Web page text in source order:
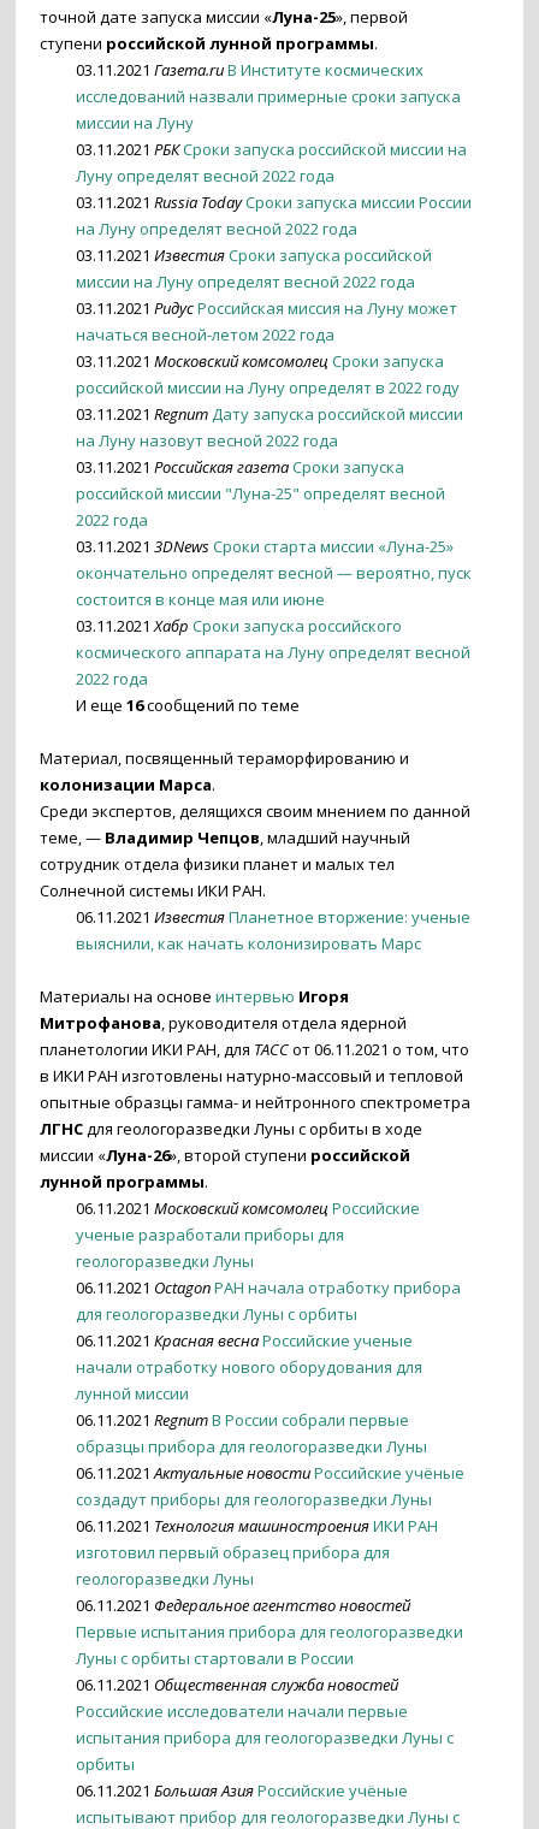
точной дате запуска миссии «Луна-25», первой
ступени российской лунной программы.
03.11.2021 Газета.ruВ Институте космических
исследований назвали примерные сроки запуска
миссии на Луну
03.11.2021РБКСроки запуска российской миссии на
Луну определят весной 2022 года
03.11.2021 Russia TodayСроки запуска миссии России
на Луну определят весной 2022 года
03.11.2021ИзвестияСроки запуска российской
миссии на Луну определят весной 2022 года
03.11.2021РидусРоссийская миссия на Луну может
начаться весной-летом 2022 года
03.11.2021Московский комсомолец Сроки запуска
российской миссии на Луну определят в 2022 году
03.11.2021RegnumДату запуска российской миссии
на Луну назовут весной 2022 года
03.11.2021 Российская газетаСроки запуска
российской миссии "Луна-25" определят весной
2022 года
03.11.20213DNewsСроки старта миссии «Луна-25»
окончательно определят весной — вероятно, пуск
состоится в конце мая или июне
03.11.2021Хабр Сроки запуска российского
космического аппарата на Луну определят весной
2022 года
И еще16сообщений по теме
Материал, посвященный тераморфированию и
колонизации Марса.
Среди экспертов, делящихся своим мнением по данной
теме, — Владимир Чепцов, младший научный
сотрудник отдела физики планет и малых тел
Солнечной системы ИКИ РАН.
06.11.2021ИзвестияПланетное вторжение: ученые
выяснили, как начать колонизировать Марс
Материалы на основеинтервью Игоря
Митрофанова, руководителя отдела ядерной
планетологии ИКИ РАН, для ТАССот 06.11.2021 о том, что
в ИКИ РАН изготовлены натурно-массовый и тепловой
опытные образцы гамма- и нейтронного спектрометра
ЛГНСдля геологоразведки Луны с орбиты в ходе
миссии «Луна-26», второй ступени российской
лунной программы.
06.11.2021Московский комсомолец Российские
ученые разработали приборы для
геологоразведки Луны
06.11.2021 OctagonРАН начала отработку прибора
для геологоразведки Луны с орбиты
06.11.2021Красная веснаРоссийские ученые
начали отработку нового оборудования для
лунной миссии
06.11.2021RegnumВ России собрали первые
образцы прибора для геологоразведки Луны
06.11.2021Актуальные новостиРоссийские учёные
создадут приборы для геологоразведки Луны
06.11.2021 Технология машиностроенияИКИ РАН
изготовил первый образец прибора для
геологоразведки Луны
06.11.2021 Федеральное агентство новостей
Первые испытания прибора для геологоразведки
Луны с орбиты стартовали в России
06.11.2021 Общественная служба новостей
Российские исследователи начали первые
испытания прибора для геологоразведки Луны с
орбиты
06.11.2021Большая АзияРоссийские учёные
испытывают прибор для геологоразведки Луны с